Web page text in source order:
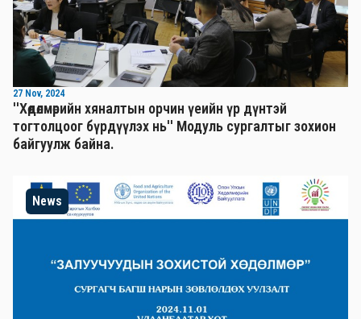
27 Nov, 2024
''Хөдөлмөрийн хяналтын орчин үеийн үр дүнтэй
тогтолцоог бүрдүүлэх нь'' Mодуль сургалтыг зохион
байгуулж байна.
News